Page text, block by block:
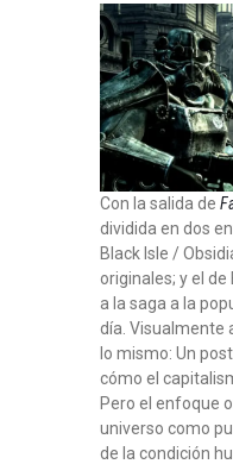
Con la salida de
dividida en dos
Black Isle /
originales; y el
a la saga a la
día. Visualmente
lo mismo: Un
cómo el
Pero el enfoque
universo como
de la condición